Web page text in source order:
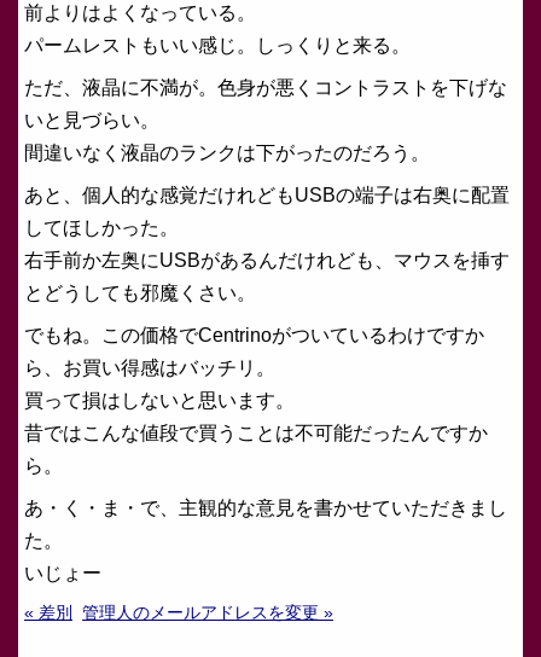
前よりはよくなっている。
パームレストもいい感じ。しっくりと来る。
ただ、液晶に不満が。色身が悪くコントラストを下げな
いと見づらい。
間違いなく液晶のランクは下がったのだろう。
あと、個人的な感覚だけれどもUSBの端子は右奥に配置
してほしかった。
右手前か左奥にUSBがあるんだけれども、マウスを挿す
とどうしても邪魔くさい。
でもね。この価格でCentrinoがついているわけですか
ら、お買い得感はバッチリ。
買って損はしないと思います。
昔ではこんな値段で買うことは不可能だったんですか
ら。
あ・く・ま・で、主観的な意見を書かせていただきまし
た。
いじょー
« 差別 管理人のメールアドレスを変更 »